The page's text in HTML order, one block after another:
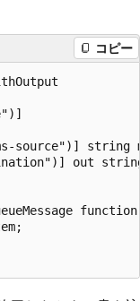
コピー
source")]
out